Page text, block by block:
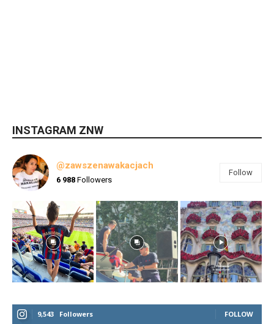
INSTAGRAM ZNW
@zawszenawakacjach
6 988 Followers
Follow
9,543 Followers FOLLOW